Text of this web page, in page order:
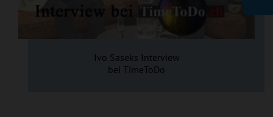
Ivo Saseks Interview
bei TimeToDo